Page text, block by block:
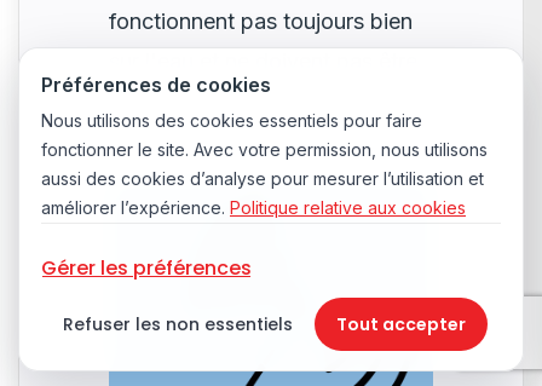
fonctionnent pas toujours bien
à la radio VHF.
Préférences de cookies
Nous utilisons des cookies essentiels pour faire
fonctionner le site. Avec votre permission, nous utilisons
aussi des cookies d’analyse pour mesurer l’utilisation et
améliorer l’expérience. Politique relative aux cookies
Gérer les préférences
Refuser les non essentiels Tout accepter